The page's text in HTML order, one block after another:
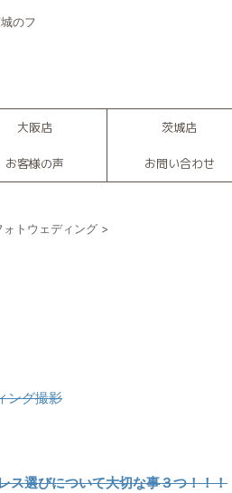
のフ
大阪店 茨城店
お客様の声 お問い合わせ
ォトウェディング >
ング撮影
ス選びについて大切な事３つ！！！